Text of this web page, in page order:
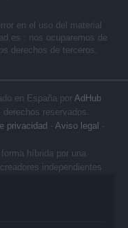
en el uso del material
: nos ocuparemos de
derechos de terceros.
en España por AdHub
reservados.
privacidad - Aviso legal -
híbrida por una
independientes